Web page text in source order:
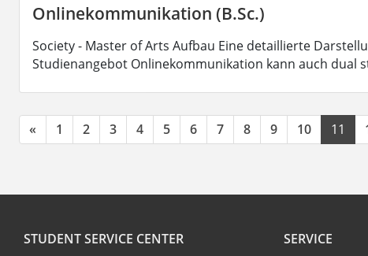
Onlinekommunikation (B.Sc.)
Society - Master of Arts Aufbau Eine detaillierte
Studienangebot Onlinekommunikation kann auch dual
« 1 2 3 4 5 6 7 8 9 10 11
STUDENT SERVICE CENTER
SERVICE